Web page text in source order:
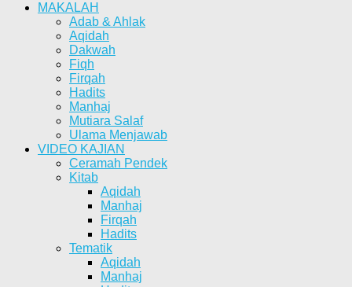
MAKALAH
Adab & Ahlak
Aqidah
Dakwah
Fiqh
Firqah
Hadits
Manhaj
Mutiara Salaf
Ulama Menjawab
VIDEO KAJIAN
Ceramah Pendek
Kitab
Aqidah
Manhaj
Firqah
Hadits
Tematik
Aqidah
Manhaj